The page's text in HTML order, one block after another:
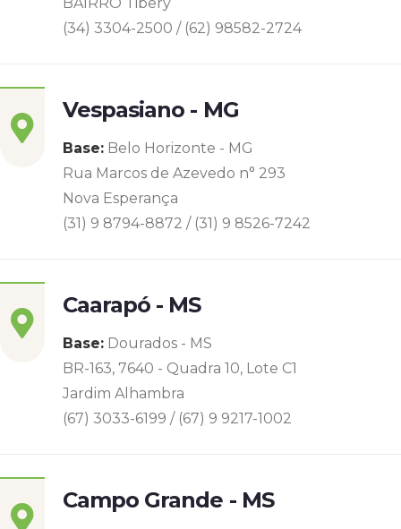
(34) 3304-2500 / (62) 98582-2724
Vespasiano - MG
Base: Belo Horizonte - MG
Rua Marcos de Azevedo n° 293
Nova Esperança
(31) 9 8794-8872 / (31) 9 8526-7242
Caarapó - MS
Base: Dourados - MS
BR-163, 7640 - Quadra 10, Lote C1
Jardim Alhambra
(67) 3033-6199 / (67) 9 9217-1002
Campo Grande - MS